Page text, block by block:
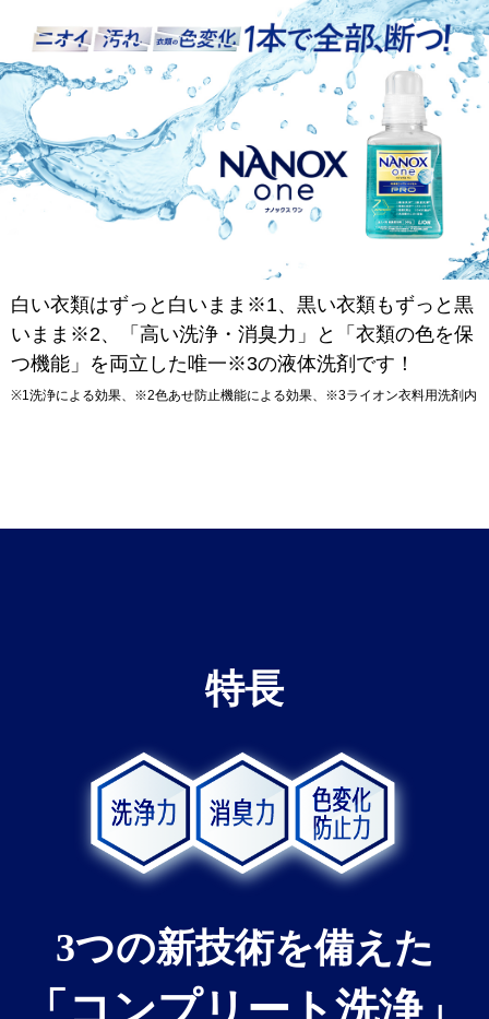
白い衣類はずっと白いまま※1、黒い衣類もずっと黒
いまま※2、「高い洗浄・消臭力」と「衣類の色を保
つ機能」を両立した唯一※3の液体洗剤です！
※1洗浄による効果、※2色あせ防止機能による効果、※3ライオン衣料用洗剤内
特長
3つの新技術を備えた